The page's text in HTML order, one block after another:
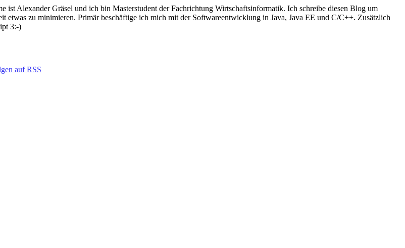
Alexander Gräsel und ich bin Masterstudent der Fachrichtung Wirtschaftsinformatik. Ich schreibe diesen Blog um
etwas zu minimieren. Primär beschäftige ich mich mit der Softwareentwicklung in Java, Java EE und C/C++. Zusätzlich
3:-)